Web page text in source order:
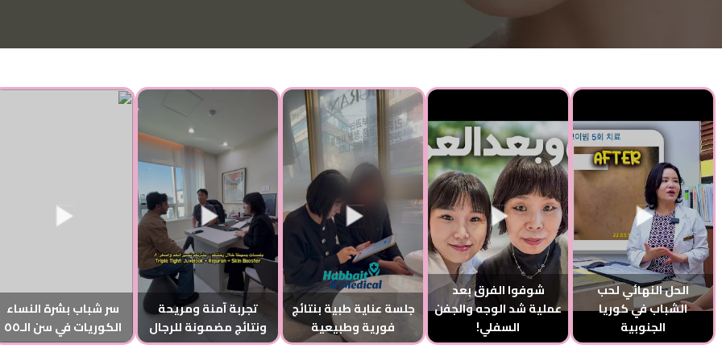
الحل النهائي لحب
الشباب في كوريا
الجنوبية
شوفوا الفرق بعد
عملية شد الوجه والجفن
السفلي!
جلسة عناية طبية بنتائج
فورية وطبيعية
تجربة آمنة ومريحة
ونتائج مضمونة للرجال
سر شباب بشرة النساء
الكوريات في سن الـ٥٥